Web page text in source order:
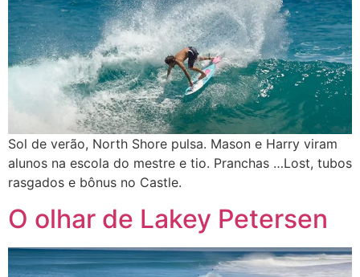
Sol de verão, North Shore pulsa. Mason e Harry viram
alunos na escola do mestre e tio. Pranchas …Lost, tubos
rasgados e bônus no Castle.
O olhar de Lakey Petersen